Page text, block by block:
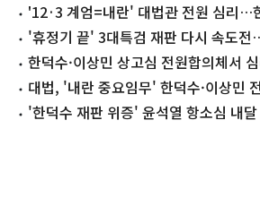
'12·3 계엄=내란' 대법관 전원 심리…
내란 기준된다
'휴정기 끝' 3대특검 재판 다시 속도
한덕수·이상민 상고심 전원합의체서
관계"(종합)
대법, '내란 중요임무' 한덕수·이상민
리…"국민적 관심"
'한덕수 재판 위증' 윤석열 항소심 내